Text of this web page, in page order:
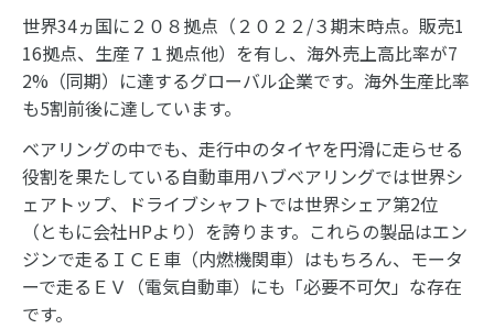
世界34ヵ国に２０８拠点（２０２２/３期末時点。販売1
16拠点、生産７１拠点他）を有し、海外売上高比率が7
2%（同期）に達するグローバル企業です。海外生産比率
も5割前後に達しています。
ベアリングの中でも、走行中のタイヤを円滑に走らせる
役割を果たしている自動車用ハブベアリングでは世界シ
ェアトップ、ドライブシャフトでは世界シェア第2位
（ともに会社HPより）を誇ります。これらの製品はエン
ジンで走るＩＣＥ車（内燃機関車）はもちろん、モータ
ーで走るＥＶ（電気自動車）にも「必要不可欠」な存在
です。